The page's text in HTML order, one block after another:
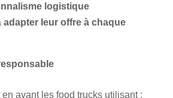
logistique
adapter leur offre à chaque
avant les food trucks utilisant :